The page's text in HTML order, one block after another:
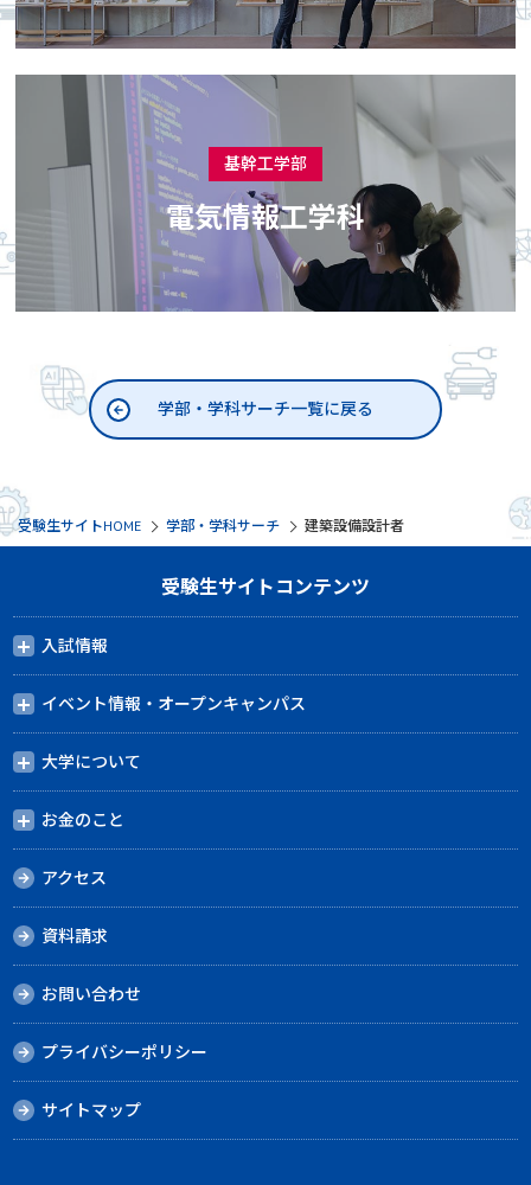
基幹工学部
電気情報工学科
学部・学科サーチ一覧に戻る
受験生サイトHOME 学部・学科サーチ 建築設備設計者
受験生サイトコンテンツ
入試情報
イベント情報・オープンキャンパス
大学について
お金のこと
アクセス
資料請求
お問い合わせ
プライバシーポリシー
サイトマップ